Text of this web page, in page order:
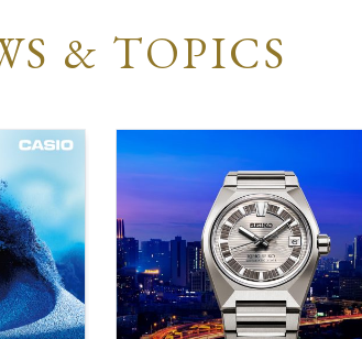
& TOPICS